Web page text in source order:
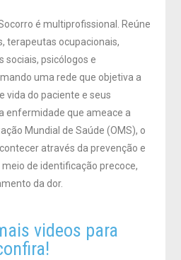
é multiprofissional. Reúne
terapeutas ocupacionais,
sociais, psicólogos e
uma rede que objetiva a
vida do paciente e seus
enfermidade que ameace a
Mundial de Saúde (OMS), o
através da prevenção e
de identificação precoce,
da dor.
videos para